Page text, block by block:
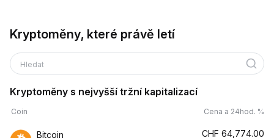
Kryptoměny, které právě letí
Hledat
Kryptoměny s nejvyšší tržní kapitalizací
Coin Cena a 24hod. %
Bitcoin CHF 64,774.00